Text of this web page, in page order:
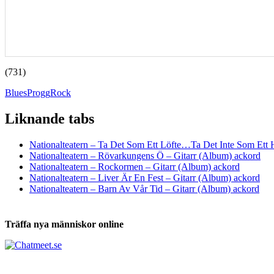
(731)
BluesProggRock
Liknande tabs
Nationalteatern – Ta Det Som Ett Löfte…Ta Det Inte Som Ett
Nationalteatern – Rövarkungens Ö – Gitarr (Album) ackord
Nationalteatern – Rockormen – Gitarr (Album) ackord
Nationalteatern – Liver Är En Fest – Gitarr (Album) ackord
Nationalteatern – Barn Av Vår Tid – Gitarr (Album) ackord
Träffa nya människor online